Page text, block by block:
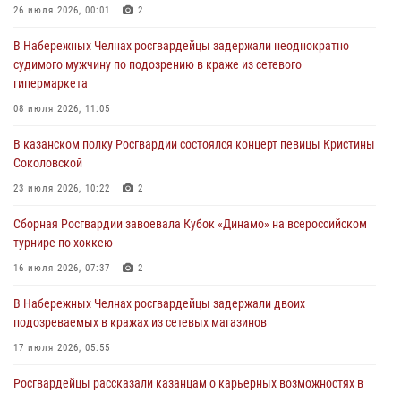
В казанском полку Росгвардии состоялся концерт певицы Кристины
23 июля 2026, 10:22 2
В Нижнекамске сотрудники Росгвардии задержали подозреваемого
в краже
В Казани Росгвардия приняла участие в обеспечении безопасности
крестного хода и освящения храма
26 июля 2026, 00:01 2
В Набережных Челнах росгвардейцы задержали неоднократно
судимого мужчину по подозрению в краже из сетевого
гипермаркета
08 июля 2026, 11:05
В казанском полку Росгвардии состоялся концерт певицы Кристины
Соколовской
23 июля 2026, 10:22 2
Сборная Росгвардии завоевала Кубок «Динамо» на всероссийском
турнире по хоккею
16 июля 2026, 07:37 2
В Набережных Челнах росгвардейцы задержали двоих
подозреваемых в кражах из сетевых магазинов
17 июля 2026, 05:55
Росгвардейцы рассказали казанцам о карьерных возможностях в